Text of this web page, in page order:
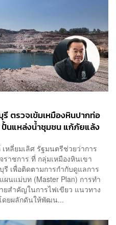
ตรวจเข้มเหมืองหินปากท่อ
นแหล่งน้ำชุมชน แก้ภัยแล้ง
หลี่ยมเลิศ รัฐมนตรีช่วยว่าการ
าชการ ที่ กลุ่มเหมืองหินเขา
รี เพื่อติดตามการกำกับดูแลการ
ผนแม่บท (Master Plan) การทำ
ยสำคัญในการไฟเขียว แนวทาง
ยผลักดันให้พัฒน...